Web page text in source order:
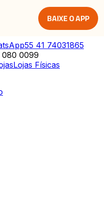
BAIXE O APP
55 41 74031865
0099
Lojas Físicas